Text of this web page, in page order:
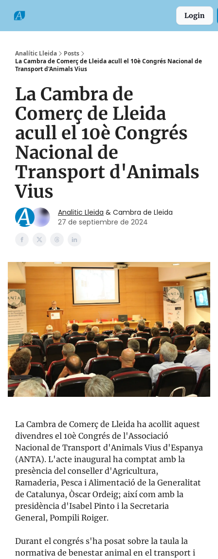
Login
Analític Lleida
Posts
La Cambra de Comerç de Lleida acull el 10è Congrés Nacional de
Transport d'Animals Vius
La Cambra de
Comerç de Lleida
acull el 10è Congrés
Nacional de
Transport d'Animals
Vius
Analitic Lleida & Cambra de Lleida
27 de septiembre de 2024
La Cambra de Comerç de Lleida ha acollit aquest
divendres el 10è Congrés de l'Associació
Nacional de Transport d'Animals Vius d'Espanya
(ANTA). L'acte inaugural ha comptat amb la
presència del conseller d'Agricultura,
Ramaderia, Pesca i Alimentació de la Generalitat
de Catalunya, Òscar Ordeig; així com amb la
presidència d'Isabel Pinto i la Secretaria
General, Pompili Roiger.
Durant el congrés s'ha posat sobre la taula la
normativa de benestar animal en el transport i